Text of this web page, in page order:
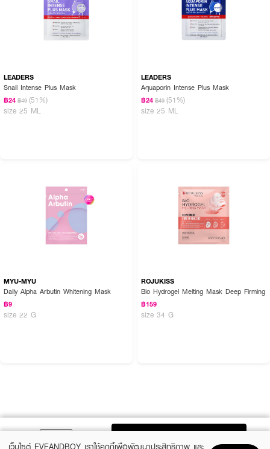
LEADERS
Snail Intense Plus Mask
฿24 ฿49 (51%)
size 25 ML
LEADERS
Aquaporin Intense Plus Mask
฿24 ฿49 (51%)
size 25 ML
MYU-MYU
Daily Alpha Arbutin Whitening Mask
฿9
size 22 G
ROJUKISS
Bio Hydrogel Melting Mask Deep Firming
฿159
size 34 G
เว็บไซต์ EVEANDBOY เราใช้คุกกี้เพื่อพัฒนาประสิทธิภาพ และ